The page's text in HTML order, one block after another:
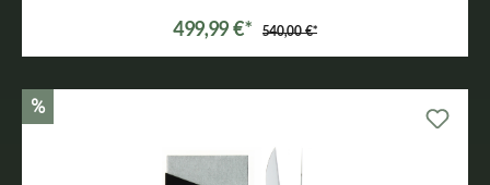
499,99 €* 540,00 €*
%